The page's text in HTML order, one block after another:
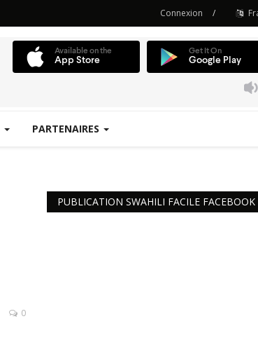
Connexion /
PARTENAIRES
0
PUBLICATION SWAHILI FACILE FACEBOOK